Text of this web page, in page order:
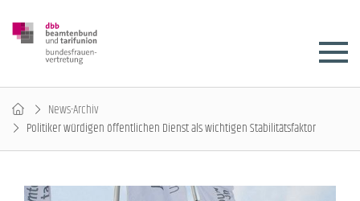
News-Archiv
Politiker würdigen öffentlichen Dienst als wichtigen Stabilitätsfaktor